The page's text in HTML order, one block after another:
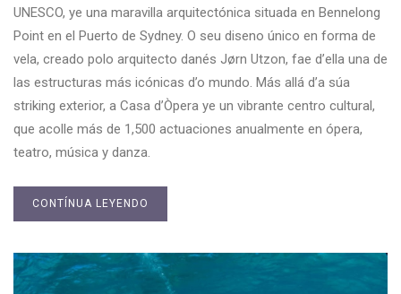
UNESCO, ye una maravilla arquitectónica situada en Bennelong
Point en el Puerto de Sydney. O seu diseno único en forma de
vela, creado polo arquitecto danés Jørn Utzon, fae d’ella una de
las estructuras más icónicas d’o mundo. Más allá d’a súa
striking exterior, a Casa d’Òpera ye un vibrante centro cultural,
que acolle más de 1,500 actuaciones anualmente en ópera,
teatro, música y danza.
CONTÍNUA LEYENDO